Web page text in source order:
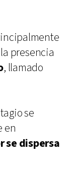
presencia
, llamado
se
en
se dispersa